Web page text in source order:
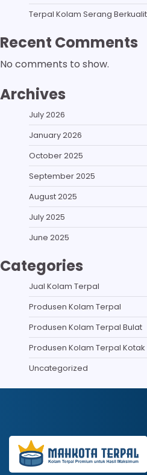
Terpal Kolam Serang
Recent Comments
No comments to show.
Archives
July 2026
January 2026
October 2025
September 2025
August 2025
July 2025
June 2025
Categories
Jual Kolam Terpal
Produsen Kolam Terpal
Produsen Kolam Terpal Bulat
Produsen Kolam Terpal Kotak
Uncategorized